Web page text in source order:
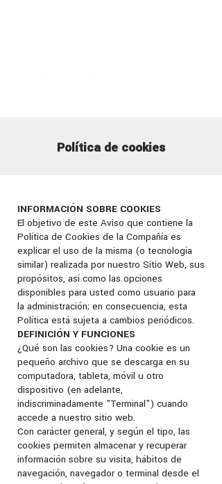
Política de cookies
INFORMACIÓN SOBRE COOKIES
El objetivo de este Aviso que contiene la
Política de Cookies de la Compañía es
explicar el uso de la misma (o tecnología
similar) realizada por nuestro Sitio Web, sus
propósitos, así como las opciones
disponibles para usted como usuario para
la administración; en consecuencia, esta
Política está sujeta a cambios periódicos.
DEFINICIÓN Y FUNCIONES
¿Qué son las cookies? Una cookie es un
pequeño archivo que se descarga en su
computadora, tableta, móvil u otro
dispositivo (en adelante,
indiscriminadamente "Terminal") cuando
accede a nuestro sitio web.
Con carácter general, y según el tipo, las
cookies permiten almacenar y recuperar
información sobre su visita, hábitos de
navegación, navegador o terminal desde el